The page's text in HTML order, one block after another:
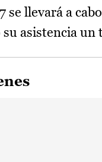
se llevará a
asistencia un